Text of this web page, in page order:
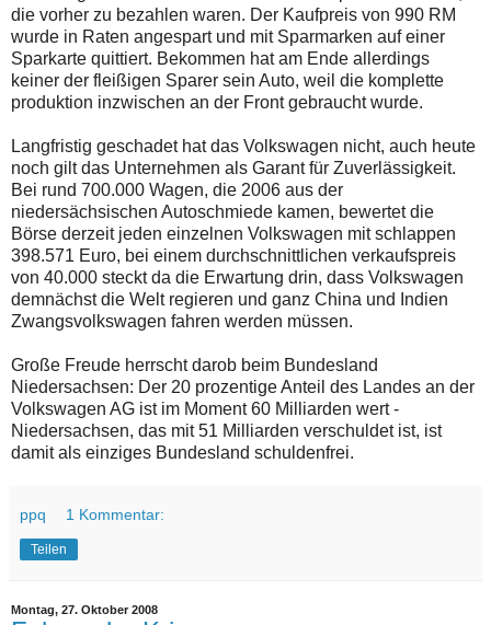
die vorher zu bezahlen waren. Der Kaufpreis von 990 RM
wurde in Raten angespart und mit Sparmarken auf einer
Sparkarte quittiert. Bekommen hat am Ende allerdings
keiner der fleißigen Sparer sein Auto, weil die komplette
produktion inzwischen an der Front gebraucht wurde.
Langfristig geschadet hat das Volkswagen nicht, auch heute
noch gilt das Unternehmen als Garant für Zuverlässigkeit.
Bei rund 700.000 Wagen, die 2006 aus der
niedersächsischen Autoschmiede kamen, bewertet die
Börse derzeit jeden einzelnen Volkswagen mit schlappen
398.571 Euro, bei einem durchschnittlichen verkaufspreis
von 40.000 steckt da die Erwartung drin, dass Volkswagen
demnächst die Welt regieren und ganz China und Indien
Zwangsvolkswagen fahren werden müssen.
Große Freude herrscht darob beim Bundesland
Niedersachsen: Der 20 prozentige Anteil des Landes an der
Volkswagen AG ist im Moment 60 Milliarden wert -
Niedersachsen, das mit 51 Milliarden verschuldet ist, ist
damit als einziges Bundesland schuldenfrei.
ppq 1 Kommentar:
Teilen
Montag, 27. Oktober 2008